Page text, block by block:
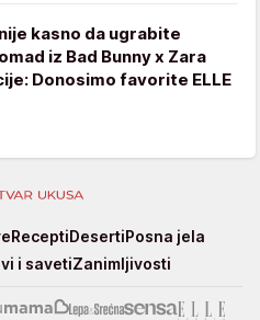
kasno da ugrabite
iz Bad Bunny x Zara
Donosimo favorite ELLE
ReceptiDesertiPosna jela
i savetiZanimljivosti